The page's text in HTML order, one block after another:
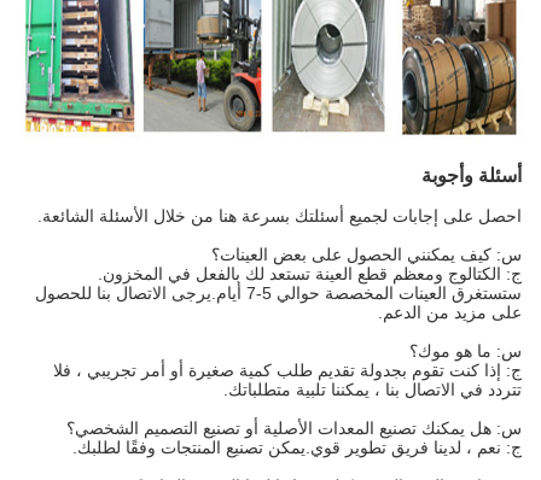
أسئلة وأجوبة
احصل على إجابات لجميع أسئلتك بسرعة هنا من خلال الأسئلة الشائعة.
س: كيف يمكنني الحصول على بعض العينات؟
ج: الكتالوج ومعظم قطع العينة تستعد لك بالفعل في المخزون.
ستستغرق العينات المخصصة حوالي 5-7 أيام.يرجى الاتصال بنا للحصول
على مزيد من الدعم.
س: ما هو موك؟
ج: إذا كنت تقوم بجدولة تقديم طلب كمية صغيرة أو أمر تجريبي ، فلا
تتردد في الاتصال بنا ، يمكننا تلبية متطلباتك.
س: هل يمكنك تصنيع المعدات الأصلية أو تصنيع التصميم الشخصي؟
ج: نعم ، لدينا فريق تطوير قوي.يمكن تصنيع المنتجات وفقًا لطلبك.